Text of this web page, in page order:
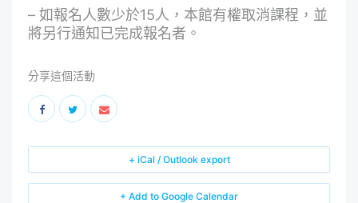
– 如報名人數少於15人，本館有權取消課程，並
將另行通知已完成報名者。
分享這個活動
+ Add to Google Calendar
+ iCal / Outlook export